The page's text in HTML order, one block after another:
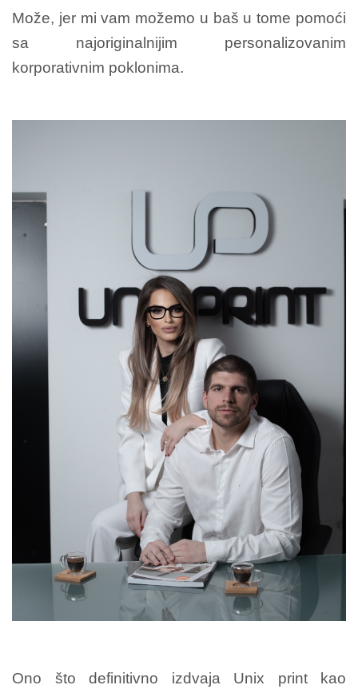
Može, jer mi vam možemo u baš u tome pomoći
sa najoriginalnijim personalizovanim
korporativnim poklonima.
Ono što definitivno izdvaja Unix print kao